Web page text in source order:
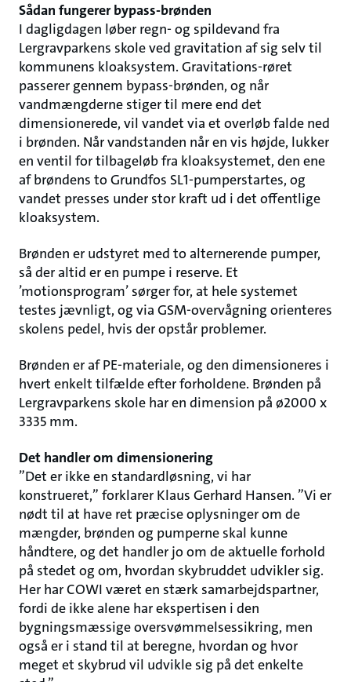
Sådan fungerer bypass-brønden
I dagligdagen løber regn- og spildevand fra
Lergravparkens skole ved gravitation af sig selv til
kommunens kloaksystem. Gravitations-røret
passerer gennem bypass-brønden, og når
vandmængderne stiger til mere end det
dimensionerede, vil vandet via et overløb falde ned
i brønden. Når vandstanden når en vis højde, lukker
en ventil for tilbageløb fra kloaksystemet, den ene
af brøndens to Grundfos SL1-pumperstartes, og
vandet presses under stor kraft ud i det offentlige
kloaksystem.
Brønden er udstyret med to alternerende pumper,
så der altid er en pumpe i reserve. Et
’motionsprogram’ sørger for, at hele systemet
testes jævnligt, og via GSM-overvågning orienteres
skolens pedel, hvis der opstår problemer.
Brønden er af PE-materiale, og den dimensioneres i
hvert enkelt tilfælde efter forholdene. Brønden på
Lergravparkens skole har en dimension på ø2000 x
3335 mm.
Det handler om dimensionering
”Det er ikke en standardløsning, vi har
konstrueret,” forklarer Klaus Gerhard Hansen. ”Vi er
nødt til at have ret præcise oplysninger om de
mængder, brønden og pumperne skal kunne
håndtere, og det handler jo om de aktuelle forhold
på stedet og om, hvordan skybruddet udvikler sig.
Her har COWI været en stærk samarbejdspartner,
fordi de ikke alene har ekspertisen i den
bygningsmæssige oversvømmelsessikring, men
også er i stand til at beregne, hvordan og hvor
meget et skybrud vil udvikle sig på det enkelte